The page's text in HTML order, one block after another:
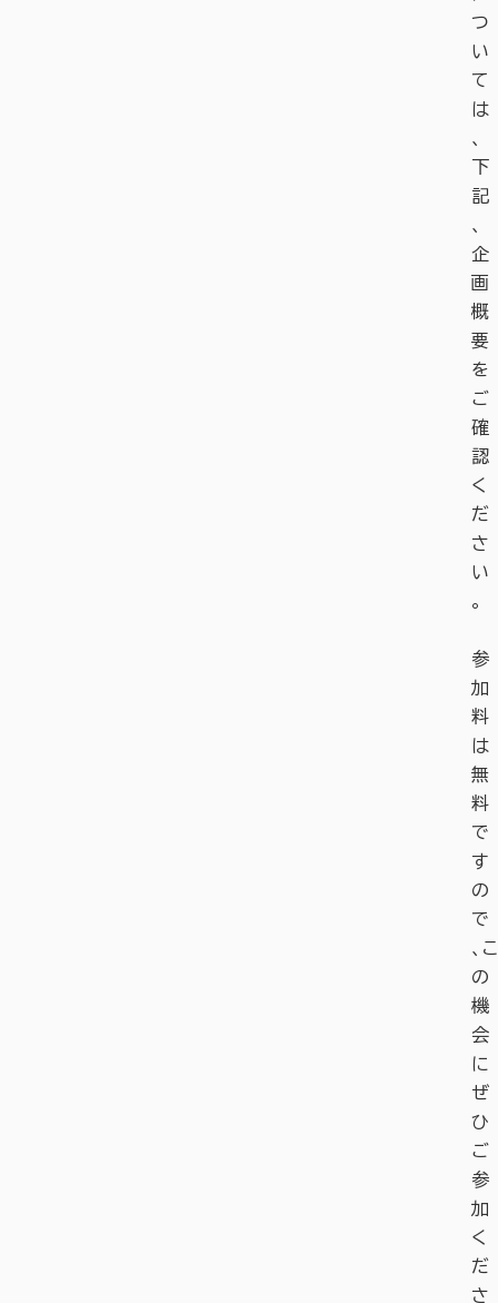
つ
い
て
は
、
下
記
、
企
画
概
要
を
ご
確
認
く
だ
さ
い
。
参
加
料
は
無
料
で
す
の
で
、こ
の
機
会
に
ぜ
ひ
ご
参
加
く
だ
さ